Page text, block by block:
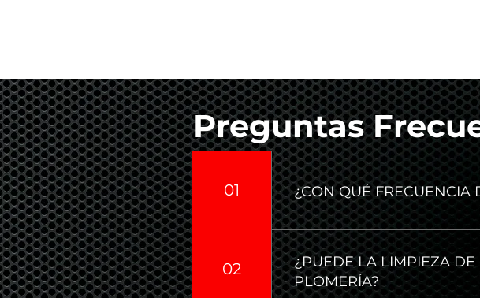
01 ¿CON QUÉ FRECUENCIA
La frecuencia de la limpieza
antigüedad de las tuberías,
general, se recomienda
para evitar obstrucciones y
02
¿PUEDE LA LIMPIEZA DE
PLOMERÍA?
Preguntas